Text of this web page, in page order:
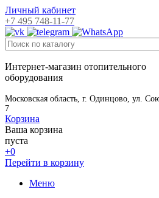
Личный кабинет
+7 495 748-11-77
Интернет-магазин отопительного
оборудования
Московская область, г. Одинцово, ул.
7
Корзина
Ваша корзина
пуста
+0
Перейти в корзину
Меню